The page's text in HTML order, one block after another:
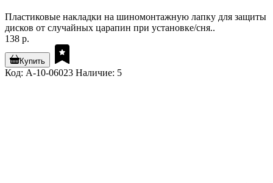
Пластиковые накладки на шиномонтажную лапку для защиты
дисков от случайных царапин при установке/сня..
138 р.
Купить
Код: A-10-06023 Наличие: 5